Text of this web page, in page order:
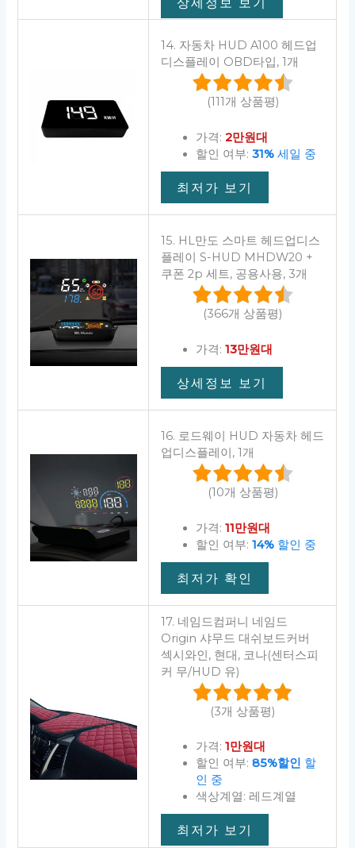
14. 자동차 HUD A100 헤드업
디스플레이 OBD타입, 1개
(111개 상품평)
가격: 2만원대
할인 여부: 31%세일 중
최저가 보기
15. HL만도 스마트 헤드업디스
플레이 S-HUD MHDW20 +
쿠폰 2p 세트, 공용사용, 3개
(366개 상품평)
가격: 13만원대
상세정보 보기
16. 로드웨이 HUD 자동차 헤드
업디스플레이, 1개
(10개 상품평)
가격: 11만원대
할인 여부: 14%할인 중
최저가 확인
17. 네임드컴퍼니 네임드
Origin 샤무드 대쉬보드커버
섹시와인, 현대, 코나(센터스피
커 무/HUD 유)
(3개 상품평)
가격: 1만원대
할인 여부: 85%할인 할
인 중
색상계열: 레드계열
최저가 보기